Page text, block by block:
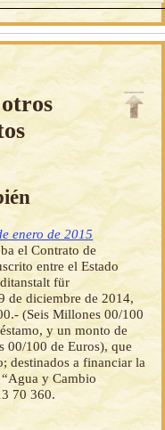
enero de 2015
el Contrato de
entre el Estado
für
de diciembre de 2014,
(Seis Millones 00/100
y un monto de
00/100 de Euros), que
destinados a financiar la
y Cambio
70 360.